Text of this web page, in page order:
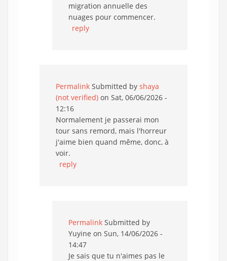
migration annuelle des
nuages pour commencer.
reply
Permalink Submitted by shaya
(not verified) on Sat, 06/06/2026 -
12:16
Normalement je passerai mon
tour sans remord, mais l'horreur
j'aime bien quand même, donc, à
voir.
reply
Permalink Submitted by
Yuyine on Sun, 14/06/2026 -
14:47
Je sais que tu n'aimes pas le